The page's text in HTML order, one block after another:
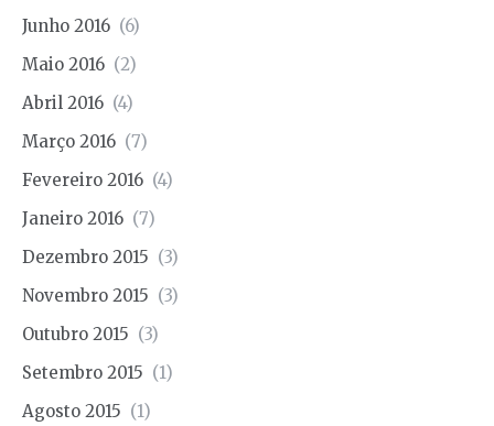
Junho 2016 (6)
Maio 2016 (2)
Abril 2016 (4)
Março 2016 (7)
Fevereiro 2016 (4)
Janeiro 2016 (7)
Dezembro 2015 (3)
Novembro 2015 (3)
Outubro 2015 (3)
Setembro 2015 (1)
Agosto 2015 (1)